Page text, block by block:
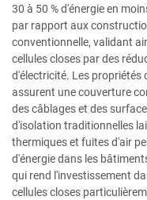
30 à 50 % d'énergie en
par rapport aux
conventionnelle, validant
cellules closes par des
d'électricité. Les propriétés
assurent une couverture
des câblages et des
d'isolation traditionnelles
thermiques et fuites d'air
d'énergie dans les
qui rend l'investissement
cellules closes